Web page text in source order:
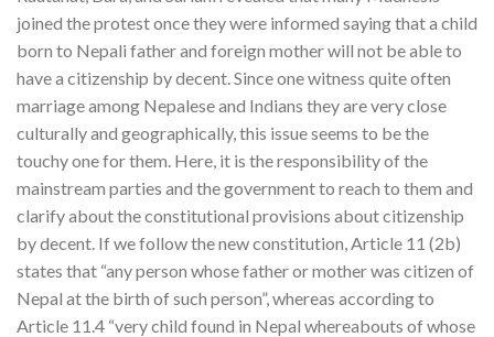
joined the protest once they were informed saying that a child
born to Nepali father and foreign mother will not be able to
have a citizenship by decent. Since one witness quite often
marriage among Nepalese and Indians they are very close
culturally and geographically, this issue seems to be the
touchy one for them. Here, it is the responsibility of the
mainstream parties and the government to reach to them and
clarify about the constitutional provisions about citizenship
by decent. If we follow the new constitution, Article 11 (2b)
states that “any person whose father or mother was citizen of
Nepal at the birth of such person”, whereas according to
Article 11.4 “very child found in Nepal whereabouts of whose